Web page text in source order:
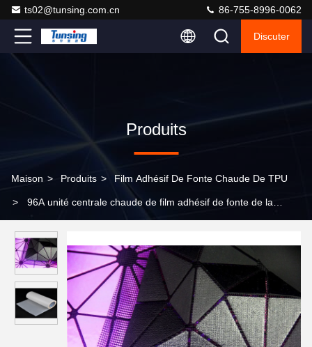
ts02@tunsing.com.cn 86-755-8996-0062
Discuter
Produits
Maison > Produits > Film Adhésif De Fonte Chaude De TPU
> 96A unité centrale chaude de film adhésif de fonte de la